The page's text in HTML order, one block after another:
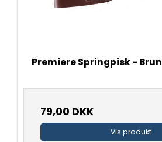
Premiere Springpisk - Brun
79,00 DKK
Vis produkt